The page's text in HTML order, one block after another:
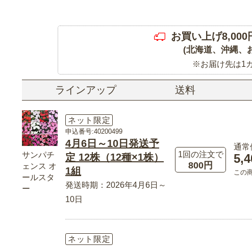
お買い上げ8,000
(北海道、沖縄、
※お届け先は1
ラインアップ 送料
サンパチ
ェンス オ
ールスタ
ー
ネット限定
申込番号:40200499
4月6日～10日発送予
定 12株（12種×1株）
1組
発送時期：2026年4月6日～
10日
1回の注文で
800円
通常
この
ネット限定